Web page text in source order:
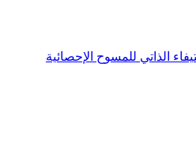
الذاتي للمسوح الإحصائية